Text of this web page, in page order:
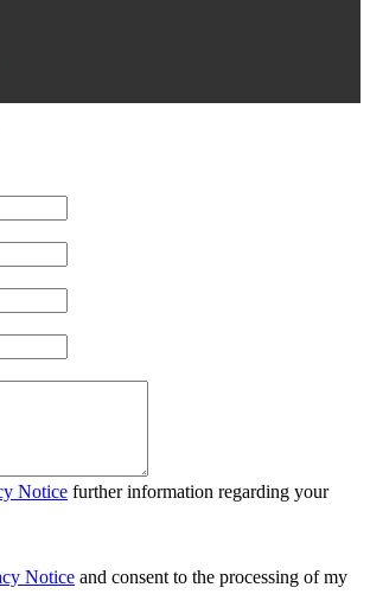
Notice further information regarding your
Notice and consent to the processing of my